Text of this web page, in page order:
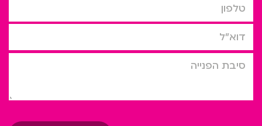
טלפון
דוא”ל
סיבת הפניה